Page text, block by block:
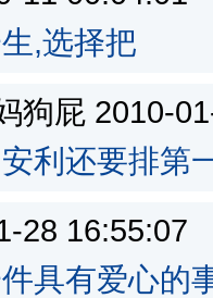
,选择把
狗屁
利还要排第
28
具有爱心的